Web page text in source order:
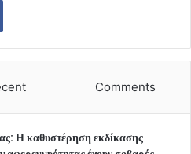
Comments
Η καθυστέρηση εκδίκασης